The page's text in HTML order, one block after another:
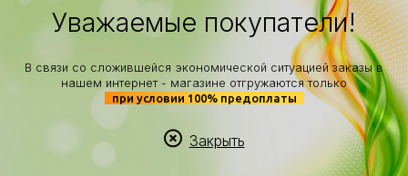
Уважаемые покупатели!
В связи со сложившейся экономической ситуацией заказы в
нашем интернет - магазине отгружаются только
при условии 100% предоплаты
Закрыть